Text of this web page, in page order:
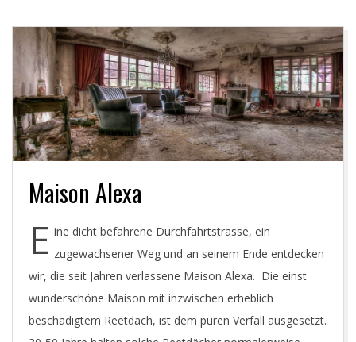
I
G
I
T
A
P
Maison Alexa
E ine dicht befahrene Durchfahrtstrasse, ein
zugewachsener Weg und an seinem Ende entdecken
wir, die seit Jahren verlassene Maison Alexa. Die einst
wunderschöne Maison mit inzwischen erheblich
beschädigtem Reetdach, ist dem puren Verfall ausgesetzt.